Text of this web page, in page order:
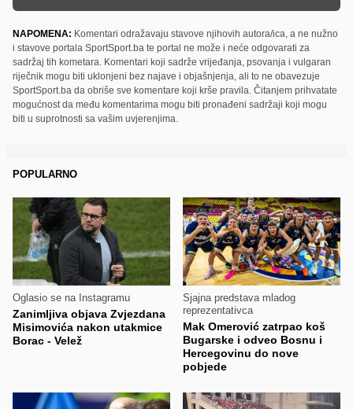
NAPOMENA: Komentari odražavaju stavove njihovih autora/ica, a ne nužno
i stavove portala SportSport.ba te portal ne može i neće odgovarati za
sadržaj tih kometara. Komentari koji sadrže vrijeđanja, psovanja i vulgaran
riječnik mogu biti uklonjeni bez najave i objašnjenja, ali to ne obavezuje
SportSport.ba da obriše sve komentare koji krše pravila. Čitanjem prihvatate
mogućnost da među komentarima mogu biti pronađeni sadržaji koji mogu
biti u suprotnosti sa vašim uvjerenjima.
POPULARNO
Oglasio se na Instagramu
Zanimljiva objava Zvjezdana
Misimovića nakon utakmice
Borac - Velež
Sjajna predstava mladog
reprezentativca
Mak Omerović zatrpao koš
Bugarske i odveo Bosnu i
Hercegovinu do nove
pobjede